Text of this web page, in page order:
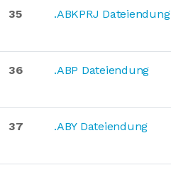
35 .ABKPRJ Dateiendung
36 .ABP Dateiendung
37 .ABY Dateiendung